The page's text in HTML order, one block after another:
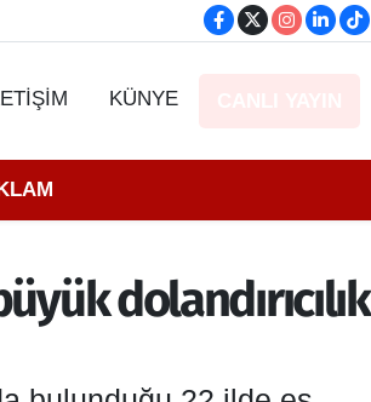
KÜNYE
dolandırıcılık